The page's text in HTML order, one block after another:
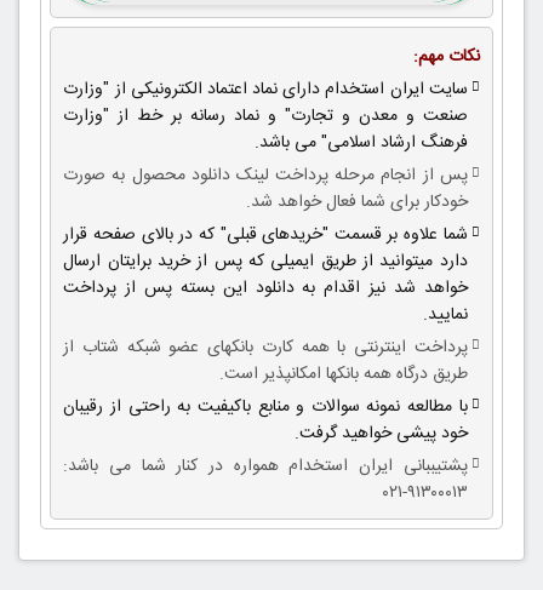
نکات مهم:
سایت ایران استخدام دارای نماد اعتماد الکترونیکی از "وزارت
صنعت و معدن و تجارت" و نماد رسانه بر خط از "وزارت
فرهنگ ارشاد اسلامی" می باشد.
پس از انجام مرحله پرداخت لینک دانلود محصول به صورت
خودکار برای شما فعال خواهد شد.
شما علاوه بر قسمت "خریدهای قبلی" که در بالای صفحه قرار
دارد میتوانید از طریق ایمیلی که پس از خرید برایتان ارسال
خواهد شد نیز اقدام به دانلود این بسته پس از پرداخت
نمایید.
پرداخت اینترنتی با همه کارت بانکهای عضو شبکه شتاب از
طریق درگاه همه بانکها امکانپذیر است.
با مطالعه نمونه سوالات و منابع باکیفیت به راحتی از رقیبان
خود پیشی خواهید گرفت.
پشتیببانی ایران استخدام همواره در کنار شما می باشد:
۹۱۳۰۰۰۱۳-۰۲۱